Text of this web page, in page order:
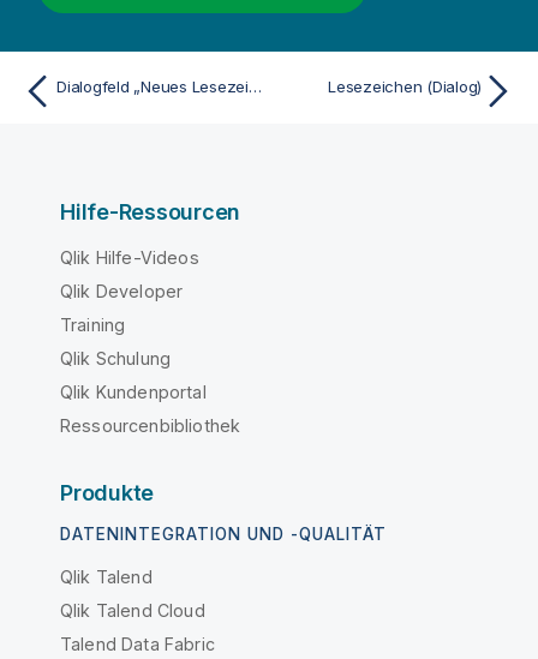
Dialogfeld „Neues Lesezeichen“ Lesezeichen (Dialog)
Hilfe-Ressourcen
Qlik Hilfe-Videos
Qlik Developer
Training
Qlik Schulung
Qlik Kundenportal
Ressourcenbibliothek
Produkte
DATENINTEGRATION UND -QUALITÄT
Qlik Talend
Qlik Talend Cloud
Talend Data Fabric